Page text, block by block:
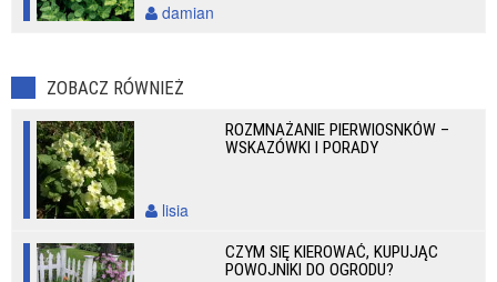
damian
ZOBACZ RÓWNIEŻ
ROZMNAŻANIE PIERWIOSNKÓW –
WSKAZÓWKI I PORADY
lisia
CZYM SIĘ KIEROWAĆ, KUPUJĄC
POWOJNIKI DO OGRODU?